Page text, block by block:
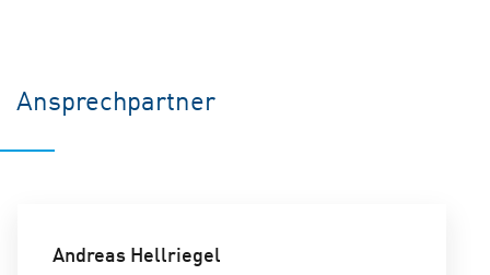
Ansprechpartner
Andreas Hellriegel